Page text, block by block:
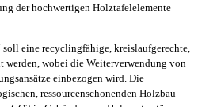
der hochwertigen Holztafelelemente
eine recyclingfähige, kreislaufgerechte,
wobei die Weiterverwendung von
einbezogen wird. Die
ressourcenschonenden Holzbau